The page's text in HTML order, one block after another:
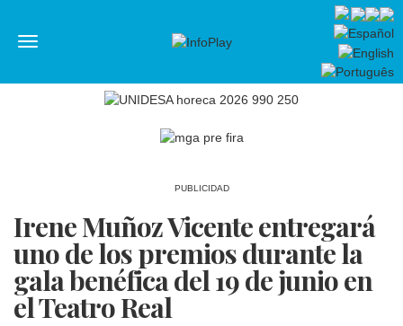
Menú
PUBLICIDAD
Irene Muñoz Vicente entregará
uno de los premios durante la
gala benéfica del 19 de junio en
el Teatro Real